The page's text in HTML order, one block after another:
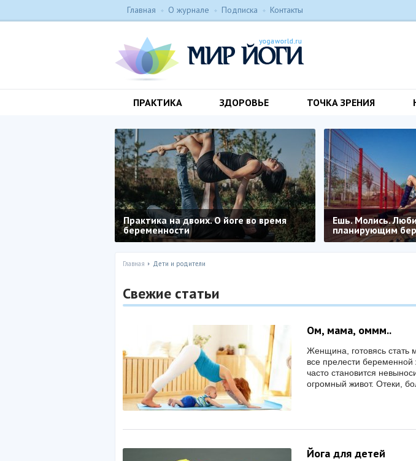
Главная О журнале Подписка Контакты
ПРАКТИКА ЗДОРОВЬЕ ТОЧКА ЗРЕНИЯ
Практика на двоих. О йоге во время
беременности
Ешь. Молись.
планирующим
Главная Дети и родители
Свежие статьи
Ом, мама, оммм..
Женщина, готовясь стать
все прелести беременной
часто становится
огромный живот. Отеки,
Йога для детей